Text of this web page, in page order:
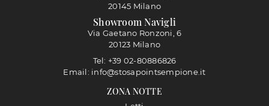
ZONA NOTTE
20145 Milano
Showroom Navigli
Via Gaetano Ronzoni, 6
20123 Milano
Tel: +39 02-80886826
Email: info@stosapointsempione.it